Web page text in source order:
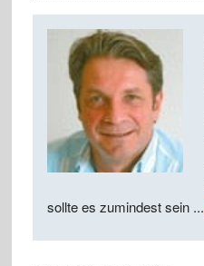
sollte es zumindest sein ...